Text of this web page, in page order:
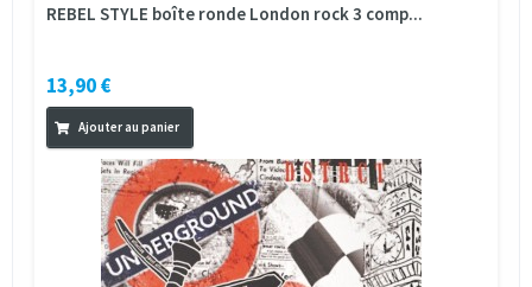
REBEL STYLE boîte ronde London rock 3 comp...
13,90 €
Ajouter au panier